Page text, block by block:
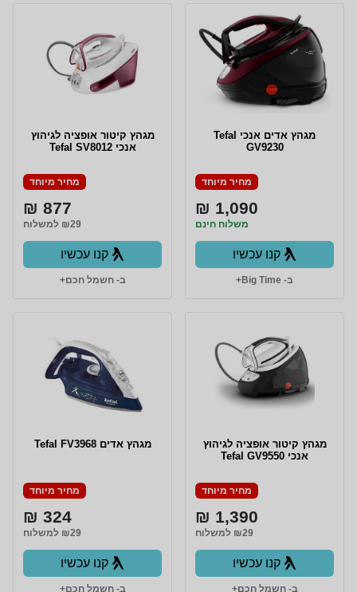
מגהץ אדים אנכי Tefal
GV9230
מחיר מיוחד
1,090 ₪
משלוח חינם
קנו עכשיו
ב- Big Time+
מגהץ קיטור אופציה לגיהוץ
אנכי Tefal SV8012
מחיר מיוחד
877 ₪
₪29 למשלוח
קנו עכשיו
ב- חשמל חכם+
מגהץ קיטור אופציה לגיהוץ
אנכי Tefal GV9550
מחיר מיוחד
1,390 ₪
₪29 למשלוח
קנו עכשיו
ב- חשמל חכם+
מגהץ אדים Tefal FV3968
מחיר מיוחד
324 ₪
₪29 למשלוח
קנו עכשיו
ב- חשמל חכם+